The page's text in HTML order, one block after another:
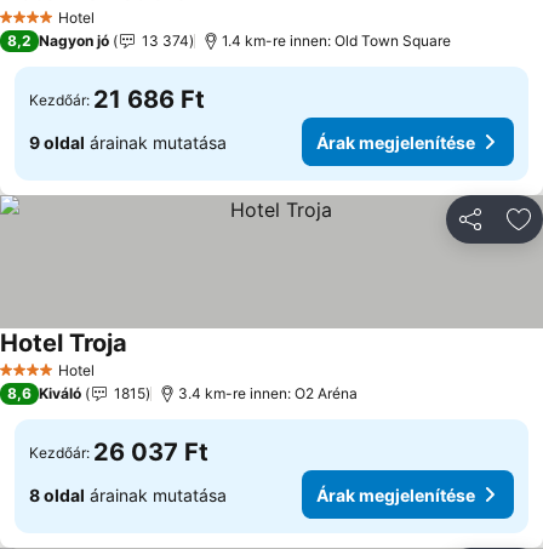
4 KategóriaHotel
8,2 Nagyon jó 13 374 1.4 km-re innen: Old Town Square
Kezdőár: 21 686 Ft
9 oldal árainak mutatása Árak megjelenítése
4 KategóriaHotel
Hotel Troja
8,6 Kiváló 1815 3.4 km-re innen: O2 Aréna
Kezdőár: 26 037 Ft
8 oldal árainak mutatása Árak megjelenítése